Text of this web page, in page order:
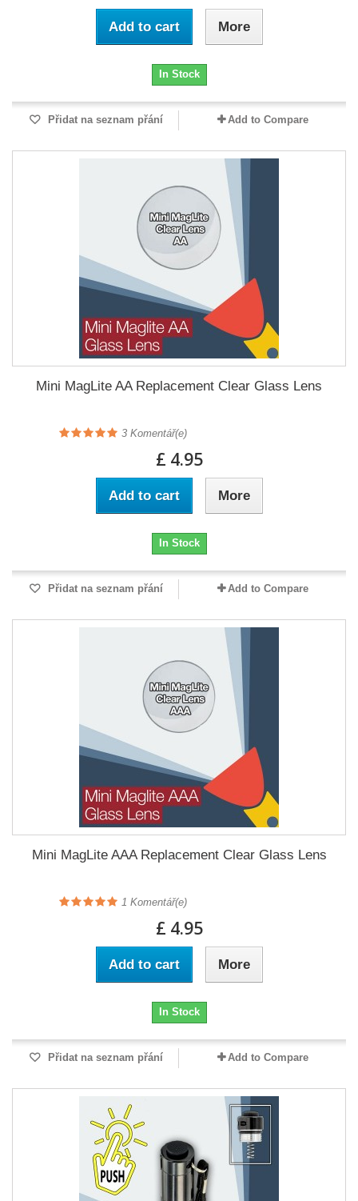
Add to cart More
In Stock
Přidat na seznam přání Add to Compare
Mini MagLite AA Replacement Clear Glass Lens
3 Komentář(e)
£ 4.95
Add to cart More
In Stock
Přidat na seznam přání Add to Compare
Mini MagLite AAA Replacement Clear Glass Lens
1 Komentář(e)
£ 4.95
Add to cart More
In Stock
Přidat na seznam přání Add to Compare